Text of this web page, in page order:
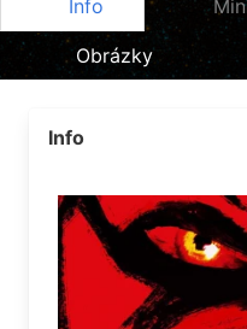
Info
Obrázky
Info